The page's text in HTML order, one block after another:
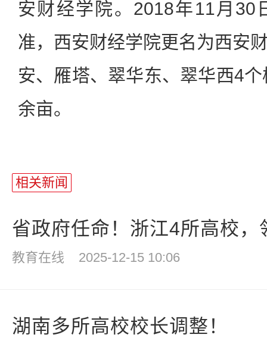
安财经学院。2018年11月30
准，西安财经学院更名为西安
安、雁塔、翠华东、翠华西4
余亩。
相关新闻
省政府任命！浙江4所高校，
教育在线 2025-12-15 10:06
湖南多所高校校长调整！